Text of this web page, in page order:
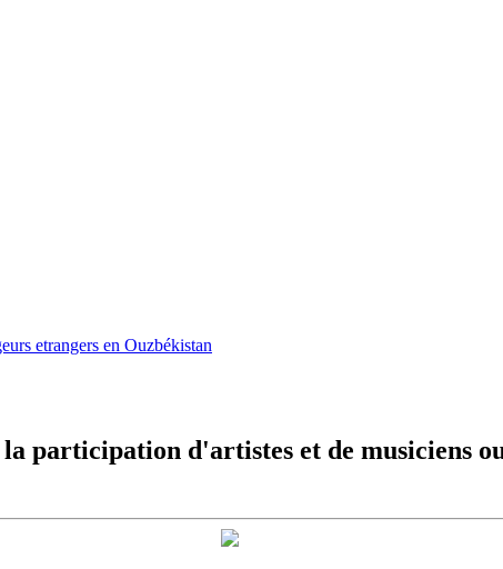
etrangers en Ouzbékistan
participation d'artistes et de musiciens